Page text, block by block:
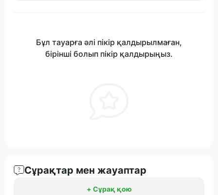
Бұл тауарға әлі пікір қалдырылмаған,
бірінші болып пікір қалдырыңыз.
Сұрақтар мен жауаптар
+ Сұрақ қою